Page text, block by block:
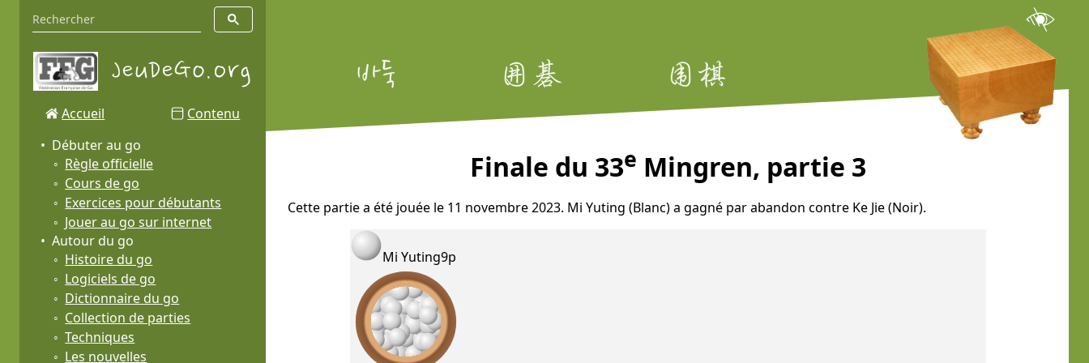
Accueil
Contenu
Débuter au go
Règle officielle
Cours de go
Exercices pour débutants
Jouer au go sur internet
Autour du go
Histoire du go
Logiciels de go
Dictionnaire du go
Collection de parties
Techniques
Les nouvelles
Finale du 33e Mingren, partie 3
Cette partie a été jouée le 11 novembre 2023. Mi Yuting (Blanc) a gagné par abandon contre Ke Jie (Noir).
Mi Yuting9p